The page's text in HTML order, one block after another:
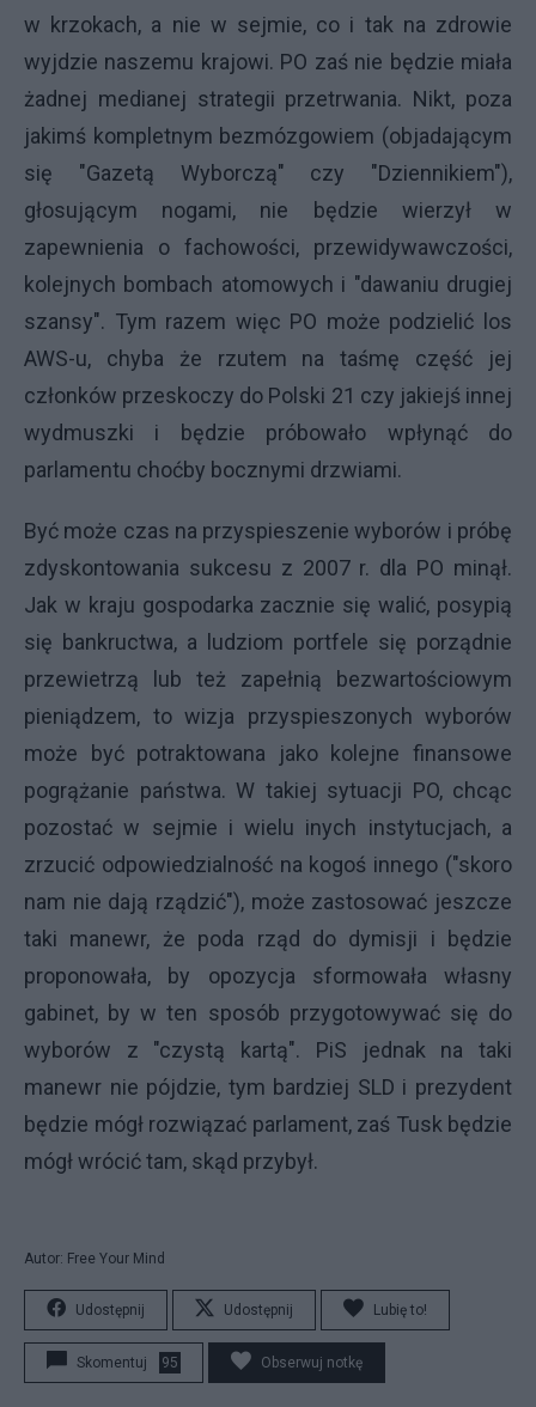
w krzokach, a nie w sejmie, co i tak na zdrowie
wyjdzie naszemu krajowi. PO zaś nie będzie miała
żadnej medianej strategii przetrwania. Nikt, poza
jakimś kompletnym bezmózgowiem (objadającym
się "Gazetą Wyborczą" czy "Dziennikiem"),
głosującym nogami, nie będzie wierzył w
zapewnienia o fachowości, przewidywawczości,
kolejnych bombach atomowych i "dawaniu drugiej
szansy". Tym razem więc PO może podzielić los
AWS-u, chyba że rzutem na taśmę część jej
członków przeskoczy do Polski 21 czy jakiejś innej
wydmuszki i będzie próbowało wpłynąć do
parlamentu choćby bocznymi drzwiami.
Być może czas na przyspieszenie wyborów i próbę
zdyskontowania sukcesu z 2007 r. dla PO minął.
Jak w kraju gospodarka zacznie się walić, posypią
się bankructwa, a ludziom portfele się porządnie
przewietrzą lub też zapełnią bezwartościowym
pieniądzem, to wizja przyspieszonych wyborów
może być potraktowana jako kolejne finansowe
pogrążanie państwa. W takiej sytuacji PO, chcąc
pozostać w sejmie i wielu inych instytucjach, a
zrzucić odpowiedzialność na kogoś innego ("skoro
nam nie dają rządzić"), może zastosować jeszcze
taki manewr, że poda rząd do dymisji i będzie
proponowała, by opozycja sformowała własny
gabinet, by w ten sposób przygotowywać się do
wyborów z "czystą kartą". PiS jednak na taki
manewr nie pójdzie, tym bardziej SLD i prezydent
będzie mógł rozwiązać parlament, zaś Tusk będzie
mógł wrócić tam, skąd przybył.
Autor: Free Your Mind
Udostępnij Udostępnij Lubię to!
Skomentuj 95 Obserwuj notkę